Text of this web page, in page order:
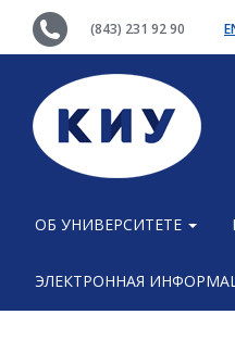
(843) 231 92 90
ОБ УНИВЕРСИТЕТЕ
ЭЛЕКТРОННАЯ